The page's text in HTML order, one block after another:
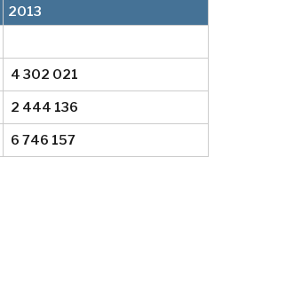
2013
4 302 021
2 444 136
6 746 157